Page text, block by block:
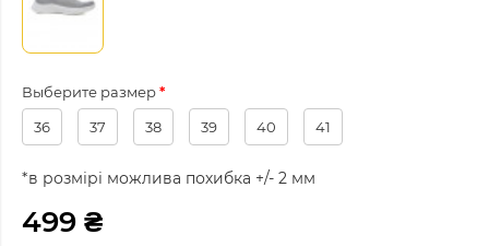
Выберите размер
36
37 38 39 40 41
*в розмірі можлива похибка +/- 2 мм
499 ₴